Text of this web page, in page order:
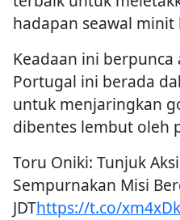
hadapan seawal minit
Keadaan ini
Portugal ini berada
untuk menjaringkan
dibentes lembut oleh
Toru Oniki: Tunjuk
Sempurnakan Misi
JDThttps://t.co/